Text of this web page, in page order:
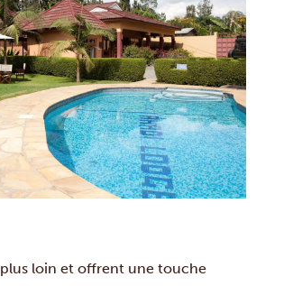
loin et offrent une touche